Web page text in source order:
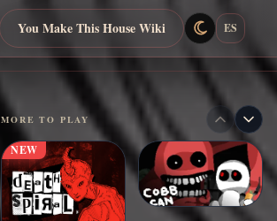
You Make This House Wiki ES
MORE TO PLAY
NEW